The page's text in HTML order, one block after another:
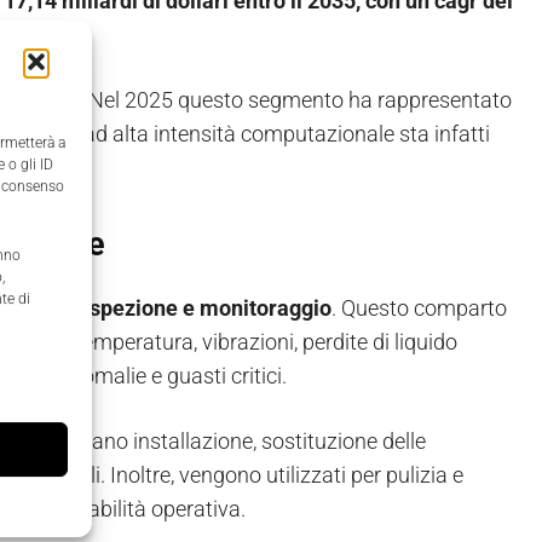
a
o gli ID
di
. Nel 2025 questo segmento ha rappresentato
cloud ad alta intensità computazionale sta infatti
di ispezione e monitoraggio. Questo comparto
temperatura, vibrazioni, perdite di liquido
anomalie e guasti critici.
supportano installazione, sostituzione delle
digitali. Inoltre, vengono utilizzati per pulizia e
e affidabilità operativa.